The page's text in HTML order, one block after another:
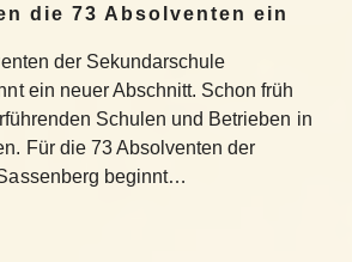
die 73 Absolventen ein
der Sekundarschule
ein neuer Abschnitt. Schon früh
Schulen und Betrieben in
Für die 73 Absolventen der
beginnt…